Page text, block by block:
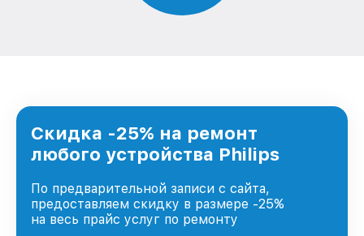
Скидка -25% на ремонт
любого устройства Philips
По предварительной записи с сайта,
предоставляем скидку в размере -25%
на весь прайс услуг по ремонту